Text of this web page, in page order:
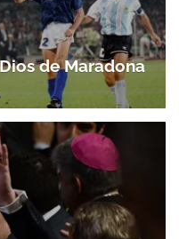
de Maradona